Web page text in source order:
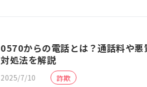
0570からの電話とは？通話料や悪
対処法を解説
2025/7/10 詐欺